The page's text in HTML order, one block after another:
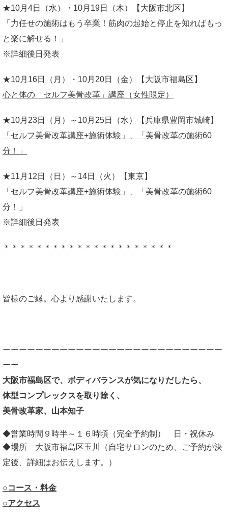
★10月4日（水）・10月19日（木）【大阪市北区】
「力任せの施術はもう卒業！筋肉の起始と停止を知ればもっ
と楽に解せる！」
※詳細後日発表
★10月16日（月）・10月20日（金）【大阪市福島区】
心と体の「セルフ美骨改革」講座（女性限定）
★10月23日（月）～10月25日（水）【兵庫県豊岡市城崎】
「セルフ美骨改革講座+施術体験」、「美骨改革の施術60
分！」
★11月12日（日）～14日（火）【東京】
「セルフ美骨改革講座+施術体験」、「美骨改革の施術60
分！」
※詳細後日発表
＊＊＊＊＊＊＊＊＊＊＊＊＊＊＊＊＊＊＊＊＊
皆様のご縁。心より感謝いたします。
ーーーーーーーーーーーーーーーーーーーーーーーーーーー
ーー
大阪市福島区で、ボディバランスが気になりだしたら、
体型コンプレックスを取り除く、
美骨改革家、山本知子
◆営業時間９時半～１６時頃（完全予約制） 日・祝休み
◆場所 大阪市福島区玉川（自宅サロンのため、ご予約が決
定後、詳細はお伝えします。）
○コース・料金
○アクセス